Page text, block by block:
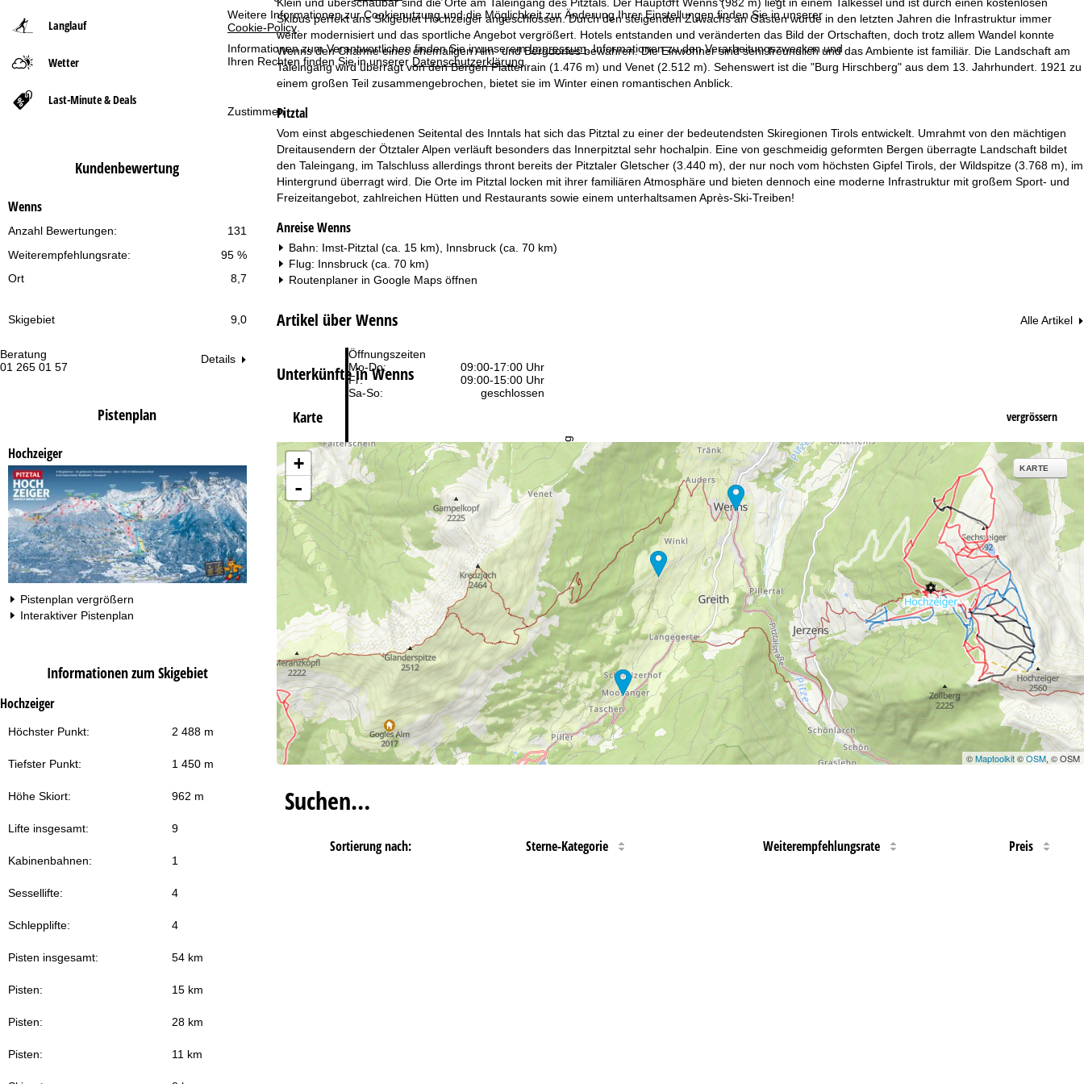
Weitere Informationen zur Cookienutzung und die Möglichkeit zur Änderung Ihrer Einstellungen finden Sie in unserer
Cookie-Policy
Informationen zum Verantwortlichen finden Sie in unseremImpressum. Informationen zu den Verarbeitungszwecken und
Ihren Rechten finden Sie in unserer Datenschutzerklärung
Zustimmen
Beratung
01 265 01 57
Öffnungszeiten
Mo-Do:
09:00-17:00 Uhr
Fr:
09:00-15:00 Uhr
Sa-So:
geschlossen
Zur Kontaktseite
Beratung
Langlauf
Wetter
Last-Minute & Deals
Kundenbewertung
Wenns
131
Anzahl Bewertungen:
95 %
Weiterempfehlungsrate:
Ort
8,7
Skigebiet 9,0
Details
Pistenplan
Hochzeiger
Pistenplan vergrößern
Interaktiver Pistenplan
Informationen zum Skigebiet
Hochzeiger
Höchster Punkt: 2 488 m
Tiefster Punkt: 1 450 m
Höhe Skiort: 962 m
Lifte insgesamt: 9
Kabinenbahnen: 1
Sessellifte: 4
Schlepplifte: 4
Pisten insgesamt: 54 km
Pisten: 15 km
Pisten: 28 km
Pisten: 11 km
t
s
t
e
Skibus perfekt ans Skigebiet Hochzeiger angeschlossen. Durch den steigenden Zuwachs an Gästen wurde in den letzten Jahren die Infrastruktur immer
weiter modernisiert und das sportliche Angebot vergrößert. Hotels entstanden und veränderten das Bild der Ortschaften, doch trotz allem Wandel konnte
Wenns den Charme eines ehemaligen Alm- und Bergdorfes bewahren. Die Einwohner sind sehr freundlich und das Ambiente ist familiär. Die Landschaft am
Taleingang wird überragt von den Bergen Plattenrain (1.476 m) und Venet (2.512 m). Sehenswert ist die "Burg Hirschberg" aus dem 13. Jahrhundert. 1921 zu
einem großen Teil zusammengebrochen, bietet sie im Winter einen romantischen Anblick.
Pitztal
Vom einst abgeschiedenen Seitental des Inntals hat sich das Pitztal zu einer der bedeutendsten Skiregionen Tirols entwickelt. Umrahmt von den mächtigen
Dreitausendern der Ötztaler Alpen verläuft besonders das Innerpitztal sehr hochalpin. Eine von geschmeidig geformten Bergen überragte Landschaft bildet
den Taleingang, im Talschluss allerdings thront bereits der Pitztaler Gletscher (3.440 m), der nur noch vom höchsten Gipfel Tirols, der Wildspitze (3.768 m), im
Hintergrund überragt wird. Die Orte im Pitztal locken mit ihrer familiären Atmosphäre und bieten dennoch eine moderne Infrastruktur mit großem Sport- und
Freizeitangebot, zahlreichen Hütten und Restaurants sowie einem unterhaltsamen Après-Ski-Treiben!
Anreise Wenns
Bahn: Imst-Pitztal (ca. 15 km), Innsbruck (ca. 70 km)
Flug: Innsbruck (ca. 70 km)
Routenplaner in Google Mapsöffnen
Artikel über Wenns Alle Artikel
Unterkünfte in Wenns
Karte vergrössern
+
-
KARTE
©Maptoolkit©OSM, © OSM
Suchen…
Sortierung nach: Sterne-Kategorie Weiterempfehlungsrate Preis